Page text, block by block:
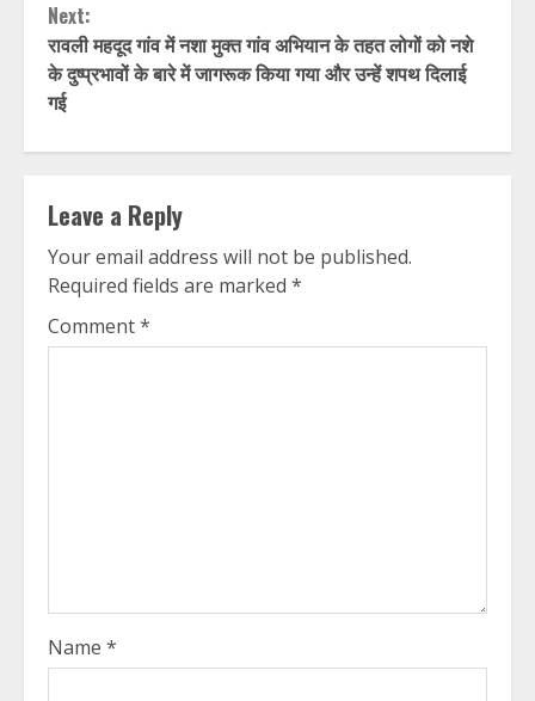
Next:
रावली महदूद गांव में नशा मुक्त गांव अभियान के तहत लोगों को नशे
के दुष्प्रभावों के बारे में जागरूक किया गया और उन्हें शपथ दिलाई
गई
Leave a Reply
Your email address will not be published.
Required fields are marked *
Comment*
Name *